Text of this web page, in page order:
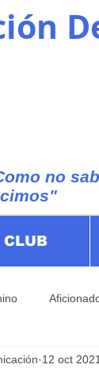
no
CLUB
12 oct 2021